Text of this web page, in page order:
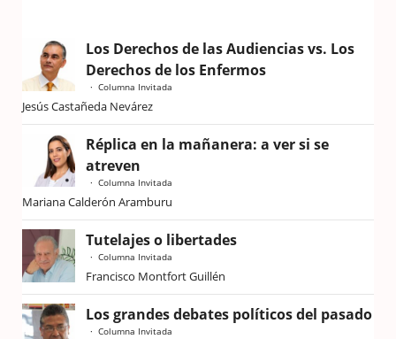
Los Derechos de las Audiencias vs. Los
Derechos de los Enfermos
Columna Invitada
Jesús Castañeda Nevárez
Réplica en la mañanera: a ver si se
atreven
Columna Invitada
Mariana Calderón Aramburu
Tutelajes o libertades
Columna Invitada
Francisco Montfort Guillén
Los grandes debates políticos del pasado
Columna Invitada